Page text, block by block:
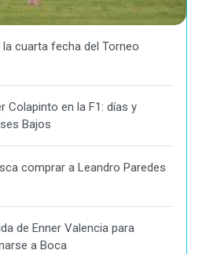
la cuarta fecha del Torneo
Colapinto en la F1: días y
Bajos
comprar a Leandro Paredes
de Enner Valencia para
a Boca